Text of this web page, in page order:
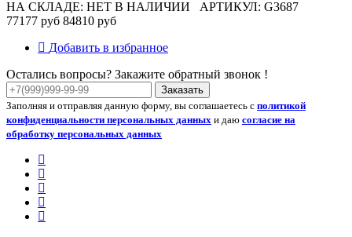
НА СКЛАДЕ: НЕТ В НАЛИЧИИ АРТИКУЛ: G3687
77177 руб 84810 руб
Добавить в избранное
Остались вопросы? Закажите обратный звонок !
Заказать
Заполняя и отправляя данную форму, вы соглашаетесь с политикой
конфиденциальности персональных данных и даю согласие на
обработку персональных данных